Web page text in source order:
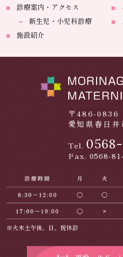
診療案内・アクセス
新生児・小児科診療
施設紹介
〒486-0836
愛知県春日
Tel.
Fax. 0568-
※火木土午後、日、祝休診